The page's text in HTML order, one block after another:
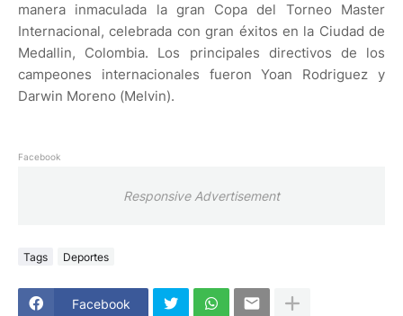
manera inmaculada la gran Copa del Torneo Master
Internacional, celebrada con gran éxitos en la Ciudad de
Medallin, Colombia. Los principales directivos de los
campeones internacionales fueron Yoan Rodriguez y
Darwin Moreno (Melvin).
Facebook
Responsive Advertisement
Tags Deportes
Facebook